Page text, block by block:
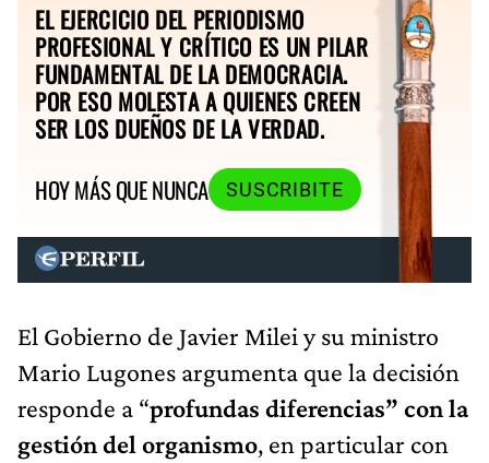
EL EJERCICIO DEL PERIODISMO
PROFESIONAL Y CRÍTICO ES UN PILAR
FUNDAMENTAL DE LA DEMOCRACIA.
POR ESO MOLESTA A QUIENES CREEN
SER LOS DUEÑOS DE LA VERDAD.
HOY MÁS QUE NUNCA
SUSCRIBITE
El Gobierno de Javier Milei y su ministro
Mario Lugones argumenta que la decisión
responde a “profundas diferencias” con la
gestión del organismo, en particular con